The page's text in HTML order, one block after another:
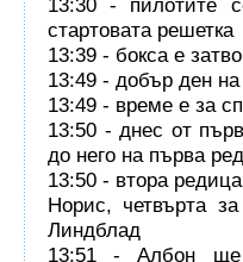
13:30 - пилотите
стартовата решетка
13:39 - бокса е
13:49 - добър ден на
13:49 - време е за
13:50 - днес от
до него на първа
13:50 - втора
Норис, четвърта
Линдблад
13:51 - Албон ще